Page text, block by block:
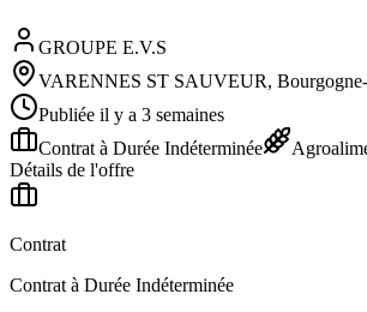
GROUPE E.V.S
VARENNES ST SAUVEUR, Bourgogne-
Publiée il y a 3 semaines
Contrat à Durée Indéterminée
Détails de l'offre
Contrat
Contrat à Durée Indéterminée